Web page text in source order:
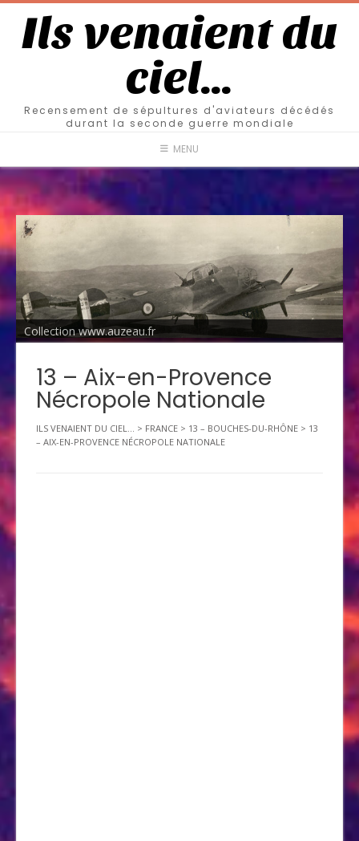
Ils venaient du
ciel…
Recensement de sépultures d'aviateurs décédés
durant la seconde guerre mondiale
MENU
Collection www.auzeau.fr
13 – Aix-en-Provence
Nécropole Nationale
ILS VENAIENT DU CIEL... > FRANCE > 13 – BOUCHES-DU-RHÔNE > 13
– AIX-EN-PROVENCE NÉCROPOLE NATIONALE